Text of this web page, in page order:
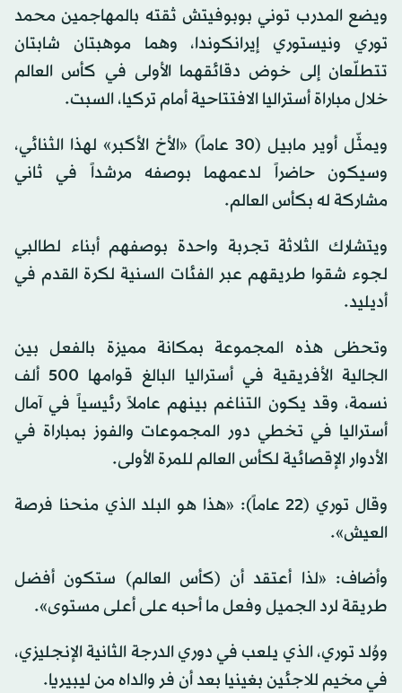
ويضع المدرب توني بوبوفيتش ثقته بالمهاجمين محمد
توري ونيستوري إيرانكوندا، وهما موهبتان شابتان
تتطلّعان إلى خوض دقائقهما الأولى في كأس العالم
خلال مباراة أستراليا الافتتاحية أمام تركيا، السبت.
ويمثّل أوير مابيل (30 عاماً) «الأخ الأكبر» لهذا الثنائي،
وسيكون حاضراً لدعمهما بوصفه مرشداً في ثاني
مشاركة له بكأس العالم.
ويتشارك الثلاثة تجربة واحدة بوصفهم أبناء لطالبي
لجوء شقوا طريقهم عبر الفئات السنية لكرة القدم في
أديليد.
وتحظى هذه المجموعة بمكانة مميزة بالفعل بين
الجالية الأفريقية في أستراليا البالغ قوامها 500 ألف
نسمة، وقد يكون التناغم بينهم عاملاً رئيسياً في آمال
أستراليا في تخطي دور المجموعات والفوز بمباراة في
الأدوار الإقصائية لكأس العالم للمرة الأولى.
وقال توري (22 عاماً): «هذا هو البلد الذي منحنا فرصة
العيش».
وأضاف: «لذا أعتقد أن (كأس العالم) ستكون أفضل
طريقة لرد الجميل وفعل ما أحبه على أعلى مستوى».
ووُلد توري، الذي يلعب في دوري الدرجة الثانية الإنجليزي،
في مخيم للاجئين بغينيا بعد أن فر والداه من ليبيريا.